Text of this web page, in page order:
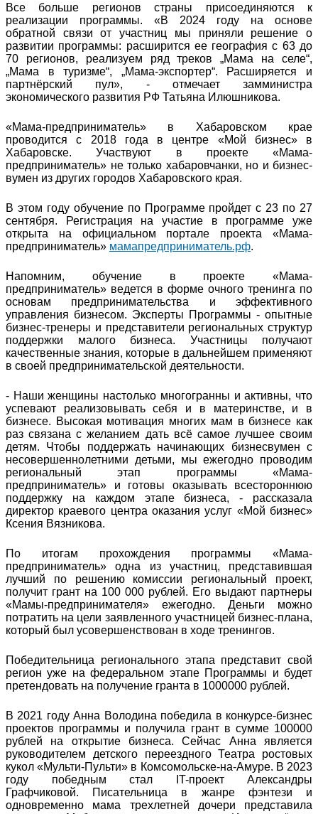
Все больше регионов страны присоединяются к
реализации программы. «В 2024 году на основе
обратной связи от участниц мы приняли решение о
развитии программы: расширится ее география с 63 до
70 регионов, реализуем ряд треков „Мама на селе“,
„Мама в туризме“, „Мама-экспортер“. Расширяется и
партнёрский пул», - отмечает замминистра
экономического развития РФ Татьяна Илюшникова.
«Мама-предприниматель» в Хабаровском крае
проводится с 2018 года в центре «Мой бизнес» в
Хабаровске. Участвуют в проекте «Мама-
предприниматель» не только хабаровчанки, но и бизнес-
вумен из других городов Хабаровского края.
В этом году обучение по Программе пройдет с 23 по 27
сентября. Регистрация на участие в программе уже
открыта на официальном портале проекта «Мама-
предприниматель» мамапредприниматель.рф.
Напомним, обучение в проекте «Мама-
предприниматель» ведется в форме очного тренинга по
основам предпринимательства и эффективного
управления бизнесом. Эксперты Программы - опытные
бизнес-тренеры и представители региональных структур
поддержки малого бизнеса. Участницы получают
качественные знания, которые в дальнейшем применяют
в своей предпринимательской деятельности.
- Наши женщины настолько многогранны и активны, что
успевают реализовывать себя и в материнстве, и в
бизнесе. Высокая мотивация многих мам в бизнесе как
раз связана с желанием дать всё самое лучшее своим
детям. Чтобы поддержать начинающих бизнесвумен с
несовершеннолетними детьми, мы ежегодно проводим
региональный этап программы «Мама-
предприниматель» и готовы оказывать всестороннюю
поддержку на каждом этапе бизнеса, - рассказала
директор краевого центра оказания услуг «Мой бизнес»
Ксения Вязникова.
По итогам прохождения программы «Мама-
предприниматель» одна из участниц, представившая
лучший по решению комиссии региональный проект,
получит грант на 100 000 рублей. Его выдают партнеры
«Мамы-предпринимателя» ежегодно. Деньги можно
потратить на цели заявленного участницей бизнес-плана,
который был усовершенствован в ходе тренингов.
Победительница регионального этапа представит свой
регион уже на федеральном этапе Программы и будет
претендовать на получение гранта в 1000000 рублей.
В 2021 году Анна Володина победила в конкурсе-бизнес
проектов программы и получила грант в сумме 100000
рублей на открытие бизнеса. Сейчас Анна является
руководителем детского переездного Театра ростовых
кукол «Мульти-Пульти» в Комсомольске-на-Амуре. В 2023
году победным стал IT-проект Александры
Графчиковой. Писательница в жанре фэнтези и
одновременно мама трехлетней дочери представила